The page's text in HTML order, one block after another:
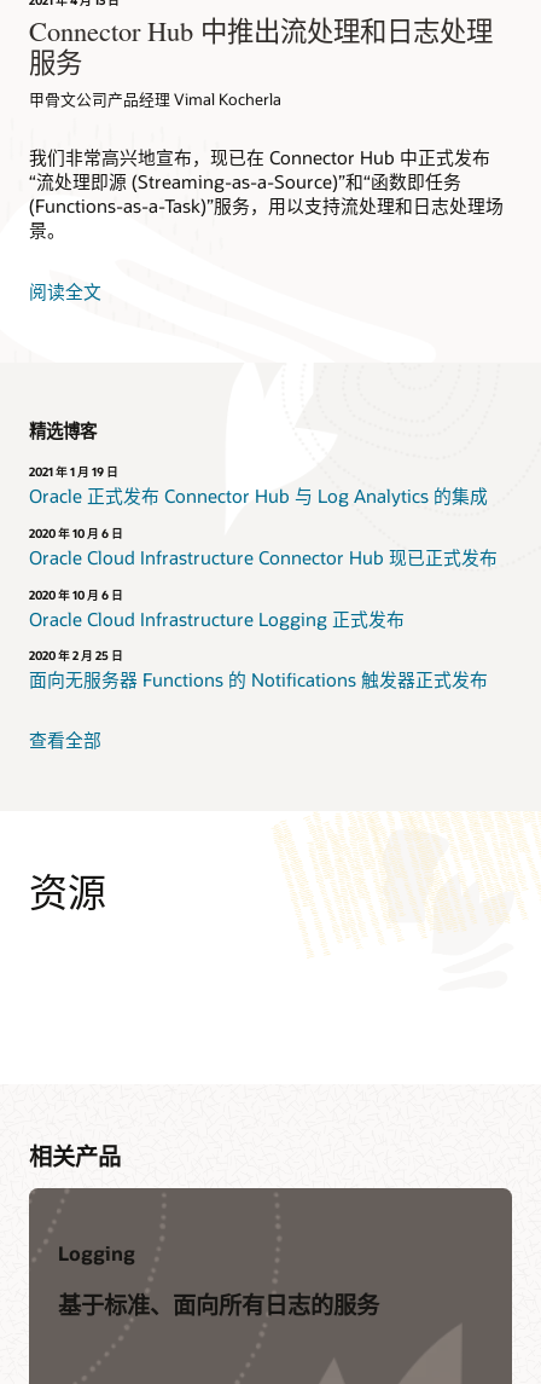
Connector Hub 中推出流处理和日志处理
服务
甲骨文公司产品经理 Vimal Kocherla
我们非常高兴地宣布，现已在 Connector Hub 中正式发布
“流处理即源 (Streaming-as-a-Source)”和“函数即任务
(Functions-as-a-Task)”服务，用以支持流处理和日志处理场
景。
阅读全文
精选博客
2021 年 1 月 19 日
Oracle 正式发布 Connector Hub 与 Log Analytics 的集成
2020 年 10 月 6 日
Oracle Cloud Infrastructure Connector Hub 现已正式发布
2020 年 10 月 6 日
Oracle Cloud Infrastructure Logging 正式发布
2020 年 2 月 25 日
面向无服务器 Functions 的 Notifications 触发器正式发布
查看全部
资源
服务级别协议
服务运行状况仪表盘
Customer Connect 论坛
Oracle 服务
Oracle 顾问咨询
Advanced Customer Services
Oracle Soar 迁移服务
相关产品
Logging
基于标准、面向所有日志的服务